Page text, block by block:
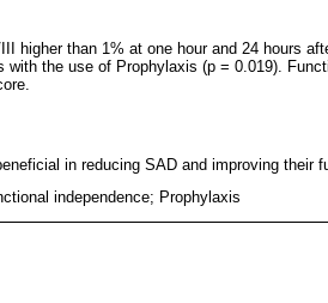
higher than 1% at one hour and 24 hours
with the use of Prophylaxis (p = 0.019).
in reducing SAD and improving their
independence; Prophylaxis